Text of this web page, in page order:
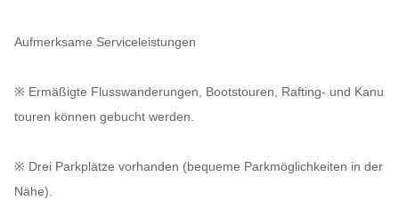
Aufmerksame Serviceleistungen
※ Ermäßigte Flusswanderungen, Bootstouren, Rafting- und Kanu
touren können gebucht werden.
※ Drei Parkplätze vorhanden (bequeme Parkmöglichkeiten in der
Nähe).